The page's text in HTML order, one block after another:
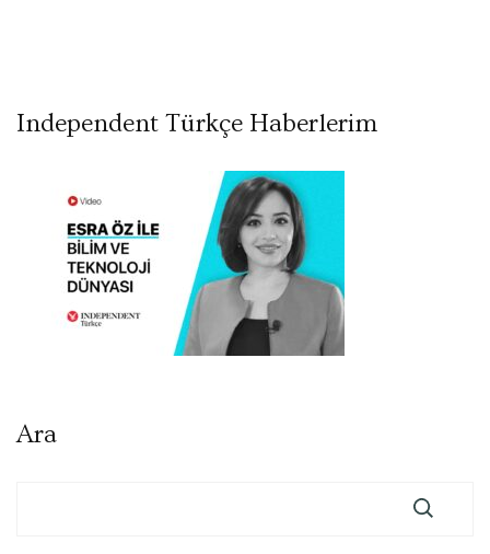
Independent Türkçe Haberlerim
Ara